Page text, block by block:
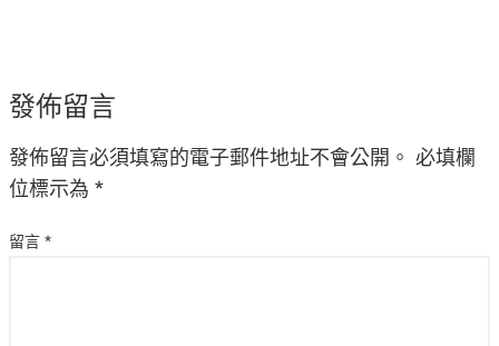
發佈留言
發佈留言必須填寫的電子郵件地址不會公開。 必填欄
位標示為 *
留言 *